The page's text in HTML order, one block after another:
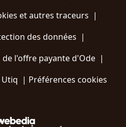
et autres traceurs |
des données |
l'offre payante d'Ode |
| Préférences cookies